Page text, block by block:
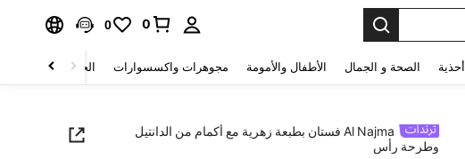
0
0
أحذية الصحة و الجمال الأطفال والأمومة مجوهرات واكسسوارات الحقائب والأمتعة
Al Najma فستان بطبعة زهرية مع أكمام من الدانتيل
وطرحة رأس